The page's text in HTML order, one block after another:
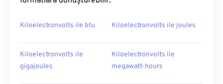
Kiloelectronvolts ile btu Kiloelectronvolts ile joules
Kiloelectronvolts ile
gigajoules
Kiloelectronvolts ile
megawatt-hours